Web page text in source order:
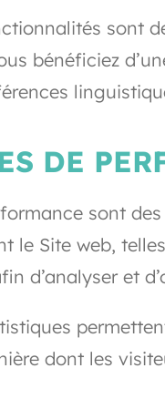
sont
bénéficiez
DE
sont
le Site web,
d’analyser et
dont les